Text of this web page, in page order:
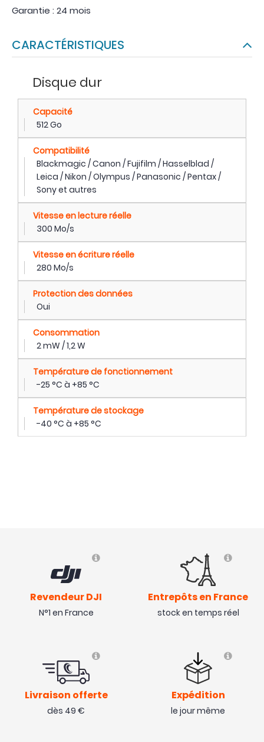
Garantie : 24 mois
CARACTÉRISTIQUES
Disque dur
Capacité
512 Go
Compatibilité
Blackmagic / Canon / Fujifilm / Hasselblad /
Leica / Nikon / Olympus / Panasonic / Pentax /
Sony et autres
Vitesse en lecture réelle
300 Mo/s
Vitesse en écriture réelle
280 Mo/s
Protection des données
Oui
Consommation
2 mW / 1,2 W
Température de fonctionnement
-25 °C à +85 °C
Température de stockage
-40 °C à +85 °C
Revendeur DJI
N°1 en France
Entrepôts en France
stock en temps réel
Livraison offerte
dès 49 €
Expédition
le jour même